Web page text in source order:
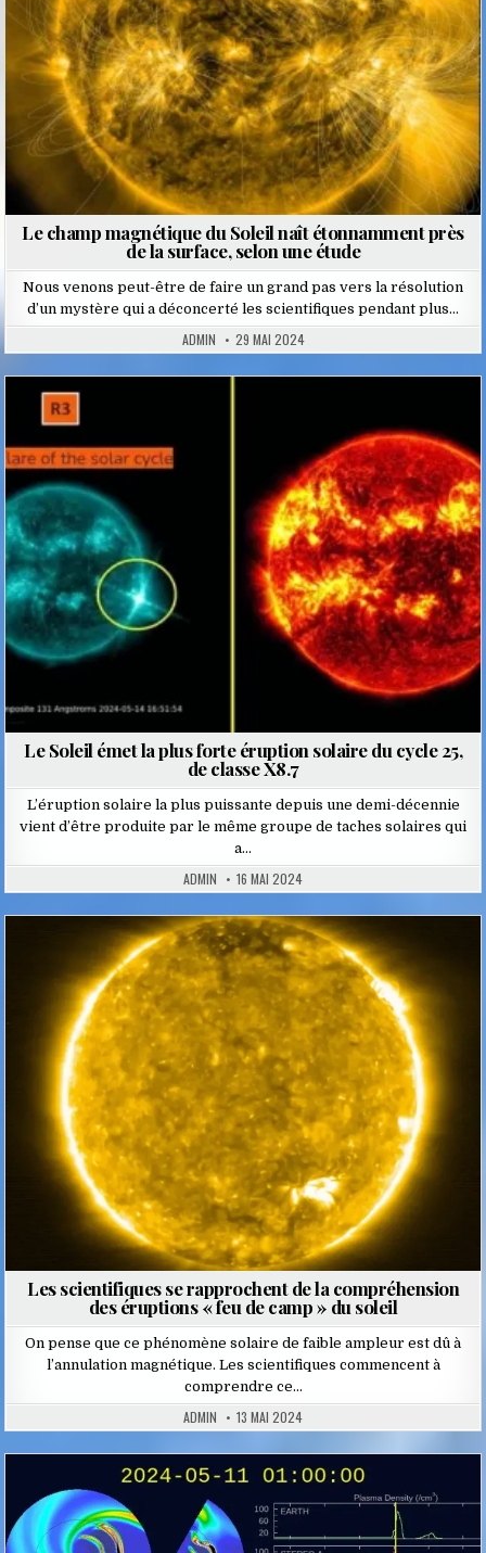
Le champ magnétique du Soleil naît étonnamment près
de la surface, selon une étude
Nous venons peut-être de faire un grand pas vers la résolution
d’un mystère qui a déconcerté les scientifiques pendant plus…
ADMIN 29 MAI 2024
Le Soleil émet la plus forte éruption solaire du cycle 25,
de classe X8.7
L’éruption solaire la plus puissante depuis une demi-décennie
vient d’être produite par le même groupe de taches solaires qui
a…
ADMIN 16 MAI 2024
Posted
in
Les scientifiques se rapprochent de la compréhension
des éruptions « feu de camp » du soleil
On pense que ce phénomène solaire de faible ampleur est dû à
l’annulation magnétique. Les scientifiques commencent à
comprendre ce…
ADMIN 13 MAI 2024
Posted
in